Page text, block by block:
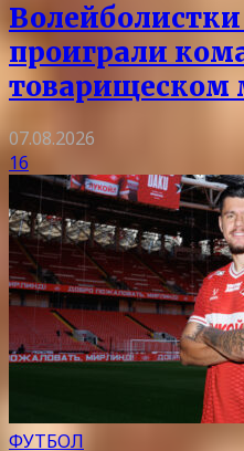
проиграли
товарищеском
07.08.2026
16
ФУТБОЛ